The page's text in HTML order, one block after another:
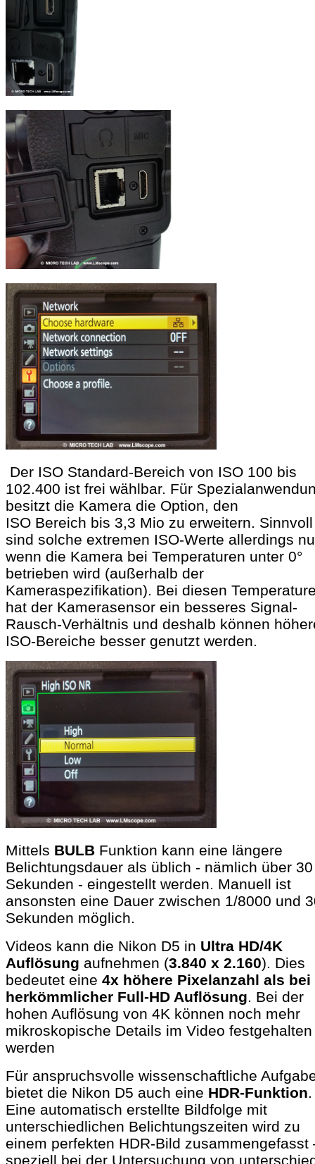
Der ISO Standard-Bereich von ISO 100 bis
102.400 ist frei wählbar. Für
besitzt die Kamera die Option, den
ISO Bereich bis 3,3 Mio zu erweitern. Sinnvoll
sind solche extremen ISO-Werte allerdings
wenn die Kamera bei Temperaturen unter 0°
betrieben wird (außerhalb der
Kameraspezifikation). Bei diesen
hat der Kamerasensor ein besseres Signal-
Rausch-Verhältnis und deshalb können
ISO-Bereiche besser genutzt werden.
Mittels BULB Funktion kann eine längere
Belichtungsdauer als üblich - nämlich über 30
Sekunden - eingestellt werden. Manuell ist
ansonsten eine Dauer zwischen 1/8000 und
Sekunden möglich.
Videos kann die Nikon D5 in Ultra HD/4K
Auflösung aufnehmen (3.840 x 2.160). Dies
bedeutet eine 4x höhere Pixelanzahl als bei
herkömmlicher Full-HD Auflösung. Bei der
hohen Auflösung von 4K können noch mehr
mikroskopische Details im Video festgehalten
werden
Für anspruchsvolle wissenschaftliche
bietet die Nikon D5 auch eine HDR-Funktion.
Eine automatisch erstellte Bildfolge mit
unterschiedlichen Belichtungszeiten wird zu
einem perfekten HDR-Bild zusammengefasst
speziell bei der Untersuchung von